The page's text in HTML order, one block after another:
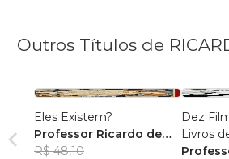
Outros Títulos de
Eles Existem?
Professor Ricardo de
Souza
R$ 48,10
Dez